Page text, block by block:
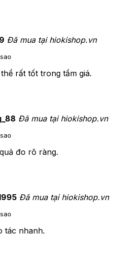
Đã mua tại hiokishop.vn
rất tốt trong tầm giá.
Đã mua tại hiokishop.vn
đo rõ ràng.
Đã mua tại hiokishop.vn
tác nhanh.